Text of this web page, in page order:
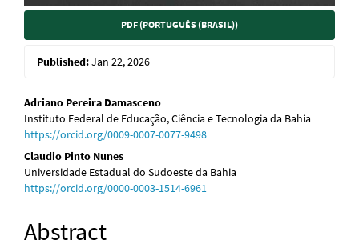
PDF (PORTUGUÊS (BRASIL))
Published:Jan 22, 2026
Main
Article
Content
Adriano Pereira Damasceno
Instituto Federal de Educação, Ciência e Tecnologia da Bahia
https://orcid.org/0009-0007-0077-9498
Claudio Pinto Nunes
Universidade Estadual do Sudoeste da Bahia
https://orcid.org/0000-0003-1514-6961
Abstract